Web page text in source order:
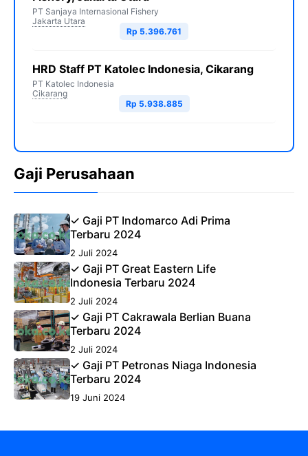
PT Sanjaya Internasional Fishery
Jakarta Utara
Rp 5.396.761
HRD Staff PT Katolec Indonesia, Cikarang
PT Katolec Indonesia
Cikarang
Rp 5.938.885
Gaji Perusahaan
✓ Gaji PT Indomarco Adi Prima
Terbaru 2024
2 Juli 2024
✓ Gaji PT Great Eastern Life
Indonesia Terbaru 2024
2 Juli 2024
✓ Gaji PT Cakrawala Berlian Buana
Terbaru 2024
2 Juli 2024
✓ Gaji PT Petronas Niaga Indonesia
Terbaru 2024
19 Juni 2024